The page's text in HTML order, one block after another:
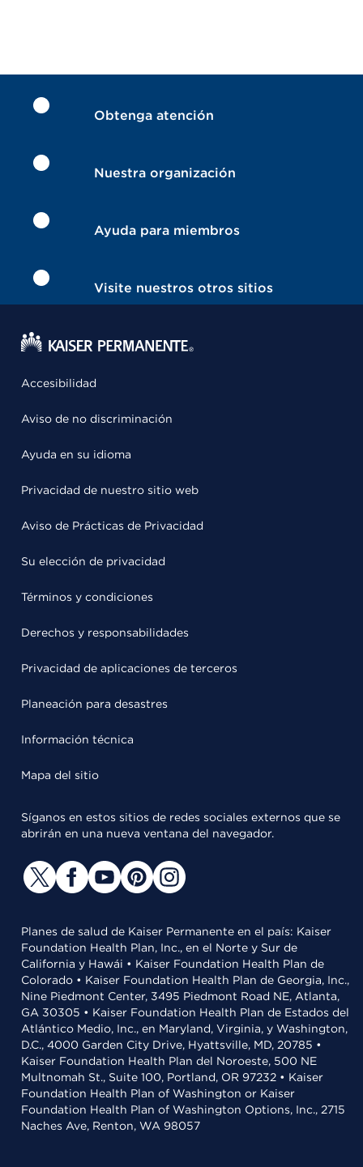
Obtenga atención
Nuestra organización
Ayuda para miembros
Visite nuestros otros sitios
Accesibilidad
Aviso de no discriminación
Ayuda en su idioma
Privacidad de nuestro sitio web
Aviso de Prácticas de Privacidad
Su elección de privacidad
Términos y condiciones
Derechos y responsabilidades
Privacidad de aplicaciones de terceros
Planeación para desastres
Información técnica
Mapa del sitio
Síganos en estos sitios de redes sociales externos que se
abrirán en una nueva ventana del navegador.
Planes de salud de Kaiser Permanente en el país: Kaiser
Foundation Health Plan, Inc., en el Norte y Sur de
California y Hawái • Kaiser Foundation Health Plan de
Colorado • Kaiser Foundation Health Plan de Georgia, Inc.,
Nine Piedmont Center, 3495 Piedmont Road NE, Atlanta,
GA 30305 • Kaiser Foundation Health Plan de Estados del
Atlántico Medio, Inc., en Maryland, Virginia, y Washington,
D.C., 4000 Garden City Drive, Hyattsville, MD, 20785 •
Kaiser Foundation Health Plan del Noroeste, 500 NE
Multnomah St., Suite 100, Portland, OR 97232 • Kaiser
Foundation Health Plan of Washington or Kaiser
Foundation Health Plan of Washington Options, Inc., 2715
Naches Ave, Renton, WA 98057